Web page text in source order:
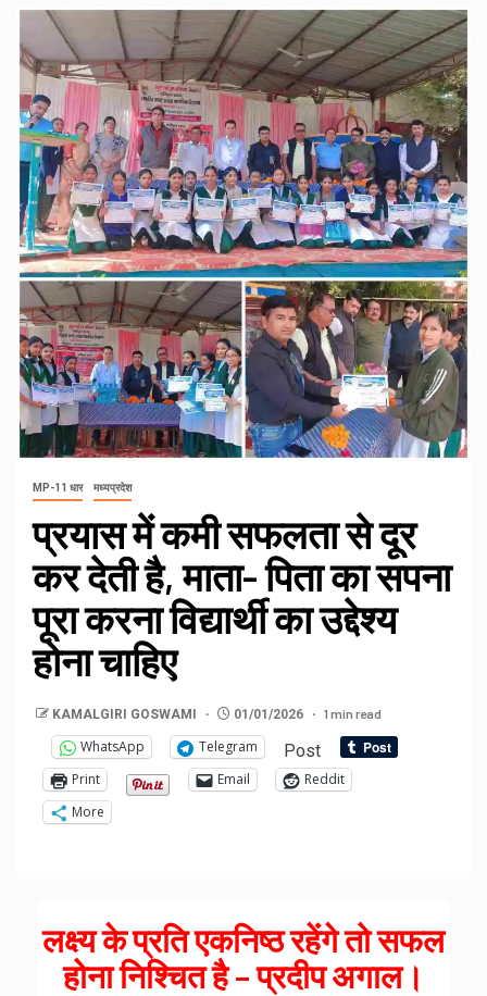
MP-11 धार मध्यप्रदेश
प्रयास में कमी सफलता से दूर
कर देती है, माता- पिता का सपना
पूरा करना विद्यार्थी का उद्देश्य
होना चाहिए
KAMALGIRI GOSWAMI 01/01/2026 1 min read
WhatsApp Telegram Post
Print Email
Reddit
More
लक्ष्य के प्रति एकनिष्ठ रहेंगे तो सफल
होना निश्चित है – प्रदीप अगाल।